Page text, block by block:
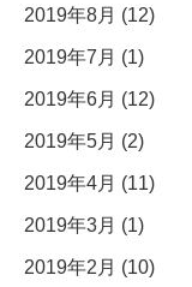
2019年8月 (12)
2019年7月 (1)
2019年6月 (12)
2019年5月 (2)
2019年4月 (11)
2019年3月 (1)
2019年2月 (10)